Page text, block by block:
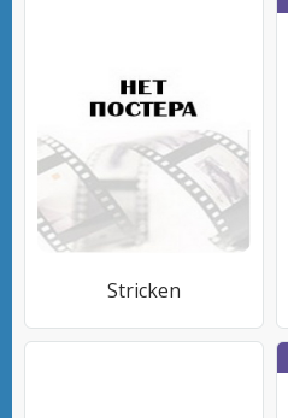
Stricken